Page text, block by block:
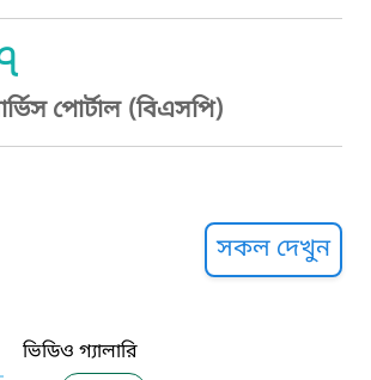
পোর্টাল (বিএসপি)
প্রতিরোধ
সকল দেখুন
ভিডিও গ্যালারি